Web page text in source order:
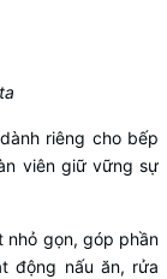
riêng cho bếp
viên giữ vững sự
nhỏ gọn, góp phần
động nấu ăn, rửa